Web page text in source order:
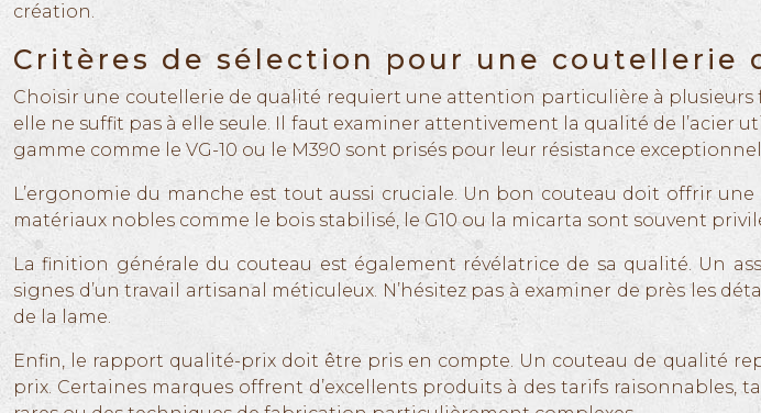
création.
Critères de sélection pour une coutellerie
Choisir une coutellerie de qualité requiert une attention particulière à
elle ne suffit pas à elle seule. Il faut examiner attentivement la qualité de l’acier
gamme comme le VG-10 ou le M390 sont prisés pour leur résistance
L’ergonomie du manche est tout aussi cruciale. Un bon couteau doit offrir
matériaux nobles comme le bois stabilisé, le G10 ou la micarta sont souvent
La finition générale du couteau est également révélatrice de sa qualité. Un
signes d’un travail artisanal méticuleux. N’hésitez pas à examiner de près les
de la lame.
Enfin, le rapport qualité-prix doit être pris en compte. Un couteau de qualité
prix. Certaines marques offrent d’excellents produits à des tarifs raisonnables,